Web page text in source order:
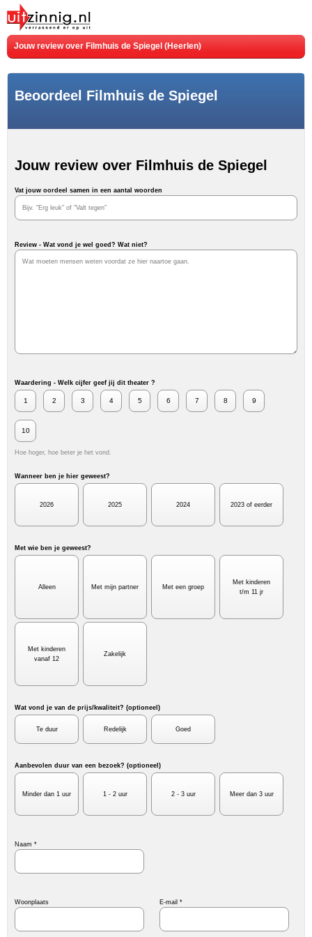
Jouw review over Filmhuis de Spiegel (Heerlen)
Beoordeel Filmhuis de Spiegel
Jouw review over Filmhuis de Spiegel
Vat jouw oordeel samen in een aantal woorden
Review - Wat vond je wel goed? Wat niet?
Waardering - Welk cijfer geef jij dit theater ?
1 2 3 4 5 6 7 8 9
10
Hoe hoger, hoe beter je het vond.
Wanneer ben je hier geweest?
2026 2025 2024 2023 of eerder
Met wie ben je geweest?
Alleen Met mijn partner Met een groep
Met kinderen
t/m 11 jr
Met kinderen
vanaf 12
Zakelijk
Wat vond je van de prijs/kwaliteit? (optioneel)
Te duur Redelijk Goed
Aanbevolen duur van een bezoek? (optioneel)
Minder dan 1 uur 1 - 2 uur 2 - 3 uur Meer dan 3 uur
Naam *
Woonplaats E-mail *